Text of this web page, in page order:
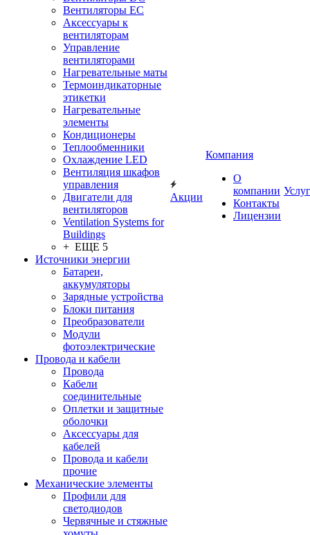
Вентиляторы EC
Аксессуары к
вентиляторам
Управление
вентиляторами
Нагревательные маты
Термоиндикаторные
этикетки
Нагревательные
элементы
Кондиционеры
Теплообменники
Охлаждение LED
Вентиляция шкафов
управления
Двигатели для
вентиляторов
Ventilation Systems for
Buildings
+ ЕЩЕ 5
Источники энергии
Батареи,
аккумуляторы
Зарядные устройства
Блоки питания
Преобразователи
Модули
фотоэлектрические
Провода и кабели
Провода
Кабели
соединительные
Оплетки и защитные
оболочки
Аксессуары для
кабелей
Провода и кабели
прочие
Механические элементы
Профили для
светодиодов
Червячные и стяжные
Акции
Компания
О
компании
Контакты
Лицензии